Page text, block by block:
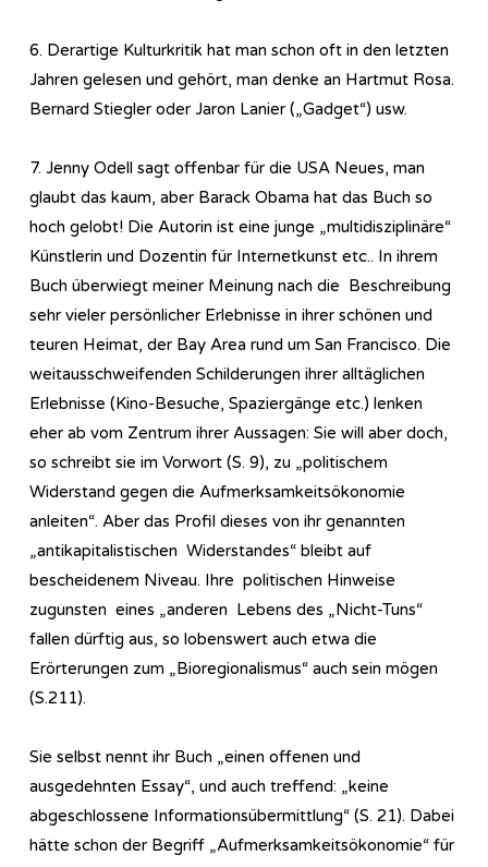
6. Derartige Kulturkritik hat man schon oft in den letzten
Jahren gelesen und gehört, man denke an Hartmut Rosa.
Bernard Stiegler oder Jaron Lanier („Gadget“) usw.
7. Jenny Odell sagt offenbar für die USA Neues, man
glaubt das kaum, aber Barack Obama hat das Buch so
hoch gelobt! Die Autorin ist eine junge „multidisziplinäre“
Künstlerin und Dozentin für Internetkunst etc.. In ihrem
Buch überwiegt meiner Meinung nach die Beschreibung
sehr vieler persönlicher Erlebnisse in ihrer schönen und
teuren Heimat, der Bay Area rund um San Francisco. Die
weitausschweifenden Schilderungen ihrer alltäglichen
Erlebnisse (Kino-Besuche, Spaziergänge etc.) lenken
eher ab vom Zentrum ihrer Aussagen: Sie will aber doch,
so schreibt sie im Vorwort (S. 9), zu „politischem
Widerstand gegen die Aufmerksamkeitsökonomie
anleiten“. Aber das Profil dieses von ihr genannten
„antikapitalistischen Widerstandes“ bleibt auf
bescheidenem Niveau. Ihre politischen Hinweise
zugunsten eines „anderen Lebens des „Nicht-Tuns“
fallen dürftig aus, so lobenswert auch etwa die
Erörterungen zum „Bioregionalismus“ auch sein mögen
(S.211).
Sie selbst nennt ihr Buch „einen offenen und
ausgedehnten Essay“, und auch treffend: „keine
abgeschlossene Informationsübermittlung“ (S. 21). Dabei
hätte schon der Begriff „Aufmerksamkeitsökonomie“ für